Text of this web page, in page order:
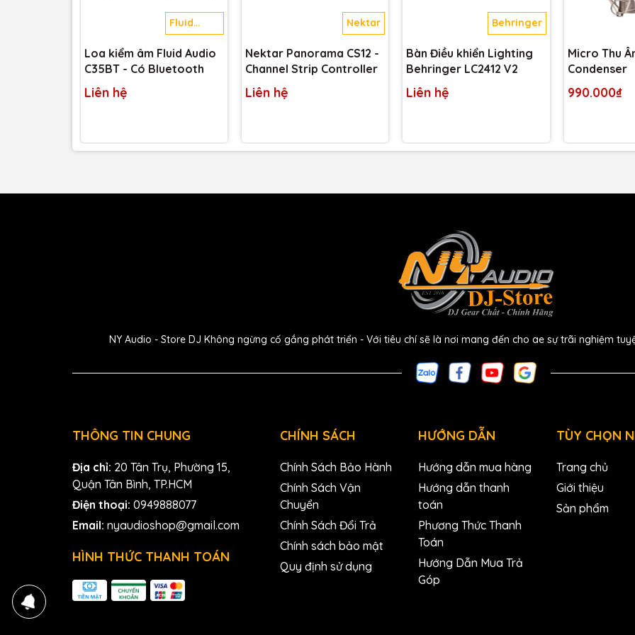
chuyển kiến ​​thức thiết kế đáng kể của họ
vào các pre-amp trong suốt, ít tiếng ồn, ít biến dạng trong Scarlett OctoPre. Đây là công nghệ tương tự
, mang đến cho anh em khoảng không
để thuận tiện điều khiển tất cả biến động tín hiệu input của anh em. Chế độ Transparent thông thường của
mang lại cho anh em điều chỉnh dynamic range; nhấn nút More sẽ nhân đôi ratio để nén mạnh
Fluid
Audio
Loa kiểm âm Fluid Audio
C35BT - Có Bluetooth
Liên hệ
Nektar
Nektar Panorama CS12 -
Channel Strip Controller
Liên hệ
Behringer
Bàn Điều khiển Lighting
Behringer LC2412 V2
Liên hệ
Micro Thu
Condenser
990.000₫
NY Audio - Store DJ Không ngừng cố gắng phát triển - Với tiêu chí sẽ là nơi mang đến cho ae sự trãi nghiệm
THÔNG TIN CHUNG
Địa chỉ: 20 Tân Trụ, Phường 15,
Quận Tân Bình, TP.HCM
Điện thoại: 0949888077
Email: nyaudioshop@gmail.com
HÌNH THỨC THANH TOÁN
CHÍNH SÁCH
Chính Sách Bảo Hành
Chính Sách Vận
Chuyển
Chính Sách Đổi Trả
Chính sách bảo mật
Quy định sử dụng
HƯỚNG DẪN
Hướng dẫn mua hàng
Hướng dẫn thanh
toán
Phương Thức Thanh
Toán
Hướng Dẫn Mua Trả
Góp
TÙY CHỌN
Trang chủ
Giới thiệu
Sản phẩm